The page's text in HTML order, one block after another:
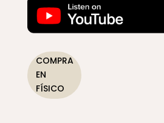
COMPRA
EN
FÍSICO